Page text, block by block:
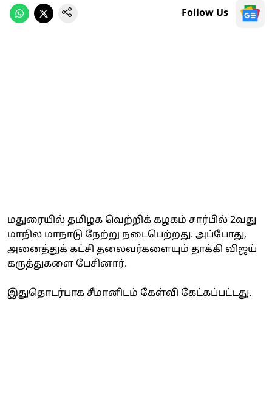
Follow Us
மதுரையில் தமிழக வெற்றிக் கழகம் சார்பில் 2வது
மாநில மாநாடு நேற்று நடைபெற்றது. அப்போது,
அனைத்துக் கட்சி தலைவர்களையும் தாக்கி விஜய்
கருத்துகளை பேசினார்.
இதுதொடர்பாக சீமானிடம் கேள்வி கேட்கப்பட்டது.